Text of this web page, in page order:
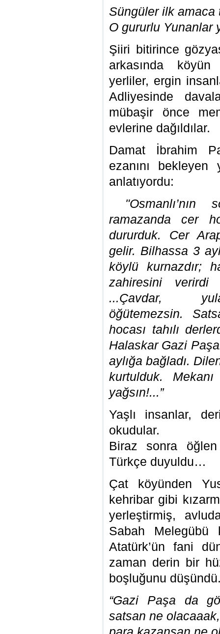
Süngüler ilk amaca
O gururlu Yunanlar
Şiiri bitirince
arkasında
yerliler, ergin
Adliyesinde
mübaşir önce
evlerine dağıldılar.
Damat İbrahim
ezanını
anlatıyordu:
"Osmanlı’nın
ramazanda cer
dururduk. Cer
gelir. Bilhassa 3
köylü kurnazdır;
zahiresini
...Çavdar,
öğütemezsin.
hocası tahılı
Halaskar Gazi
aylığa bağladı.
kurtulduk.
yağsın!...”
Yaşlı insanlar,
okudular.
Biraz sonra
Türkçe duyuldu…
Çat köyünden
kehribar gibi
yerleştirmiş,
Sabah Melegübü
Atatürk’ün fani
zaman derin bir
boşluğunu
“Gazi Paşa da
satsan ne olacaaak,